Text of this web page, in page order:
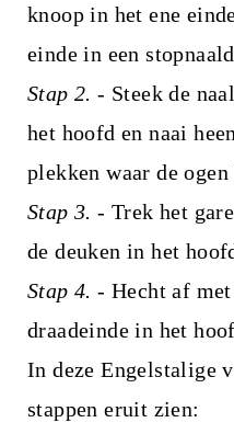
knoop in het ene
einde in een
Stap 2. - Steek de
het hoofd en naai
plekken waar de
Stap 3. - Trek het
de deuken in het
Stap 4. - Hecht af
draadeinde in het
In deze Engelstalige
stappen eruit zien: